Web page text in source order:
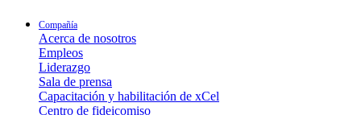
Compañía
Acerca de nosotros
Empleos
Liderazgo
Sala de prensa
Capacitación y habilitación de xCel
Centro de fideicomiso